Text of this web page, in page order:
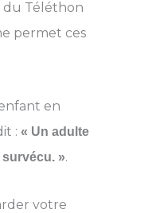
du Téléthon
permet ces
en
: « Un adulte
».
votre